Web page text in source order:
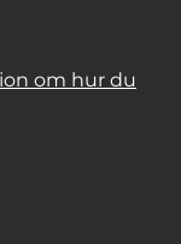
om hur du